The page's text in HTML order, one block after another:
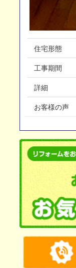
住宅形態
工事期間
詳細
お客様の声